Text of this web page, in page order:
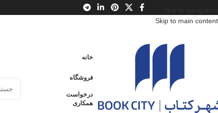
Skip to main content
خانه
فروشگاه
درخواست
همکاری
محصولات / کتاب کودک و نوجوان
فروخته شده